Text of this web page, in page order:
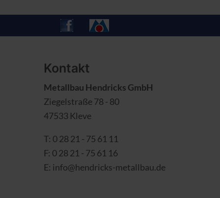
Kontakt
Metallbau Hendricks GmbH
Ziegelstraße 78 - 80
47533 Kleve
T: 0 28 21 - 75 61 11
F: 0 28 21 - 75 61 16
E: info@hendricks-metallbau.de